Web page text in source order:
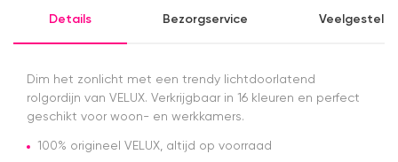
eens snel
levering en
over dag
Details Bezorgservice
Dim het zonlicht met een trendy lichtdoorlatend
rolgordijn van VELUX. Verkrijgbaar in 16 kleuren en perfect
geschikt voor woon- en werkkamers.
100% origineel VELUX, altijd op voorraad